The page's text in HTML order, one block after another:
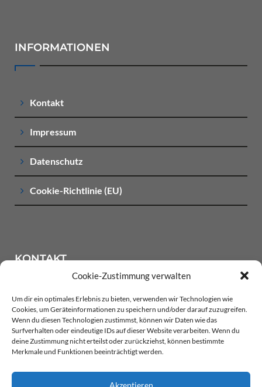
Cookie-Zustimmung verwalten
Um dir ein optimales Erlebnis zu bieten, verwenden wir Technologien wie
Cookies, um Geräteinformationen zu speichern und/oder darauf zuzugreifen.
Wenn du diesen Technologien zustimmst, können wir Daten wie das
Surfverhalten oder eindeutige IDs auf dieser Website verarbeiten. Wenn du
deine Zustimmung nicht erteilst oder zurückziehst, können bestimmte
Merkmale und Funktionen beeinträchtigt werden.
Akzeptieren
INFORMATIONEN
Kontakt
Impressum
Datenschutz
Cookie-Richtlinie (EU)
KONTAKT
LACKIER-CENTER BANKONIER Oewerwischenweg 1
18146 Rostock
Telefon: +49 (0)381 / 66 86 01
Telefax: +49 (0)381 / 66 62 90 14
E-Mail:info@autolackierung-rostock.de